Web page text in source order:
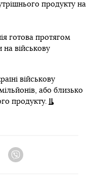
продукту на
готова протягом
на військову
військову
або близько
продукту.
Telegram